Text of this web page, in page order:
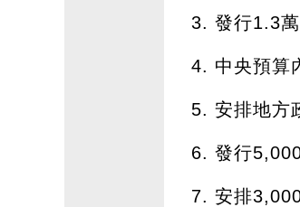
發行1.3
中央預算
安排地方
發行
安排